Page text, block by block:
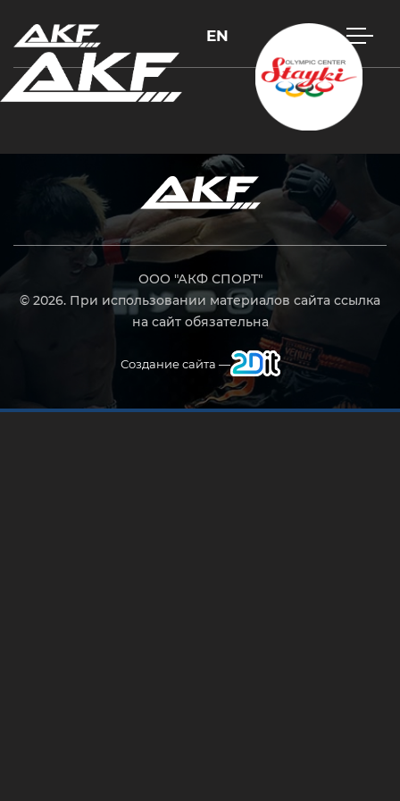
EN
ООО "АКФ СПОРТ"
© 2026. При использовании материалов сайта ссылка
на сайт обязательна
Создание сайта —
Нажмите Enter для поиска или Esc, чтобы закрыть